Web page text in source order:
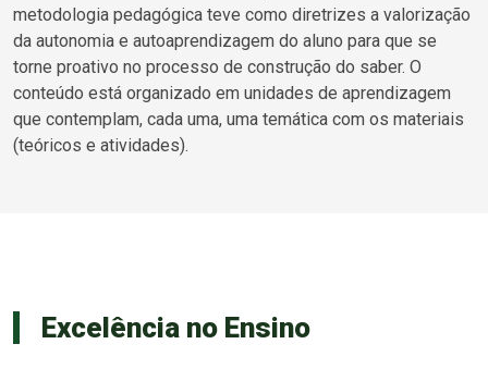
metodologia pedagógica teve como diretrizes a valorização
da autonomia e autoaprendizagem do aluno para que se
torne proativo no processo de construção do saber. O
conteúdo está organizado em unidades de aprendizagem
que contemplam, cada uma, uma temática com os materiais
(teóricos e atividades).
Excelência no Ensino